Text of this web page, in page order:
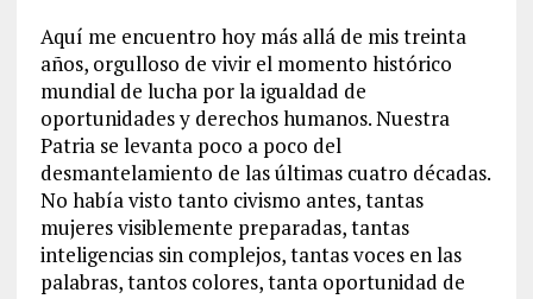
Aquí me encuentro hoy más allá de mis treinta
años, orgulloso de vivir el momento histórico
mundial de lucha por la igualdad de
oportunidades y derechos humanos. Nuestra
Patria se levanta poco a poco del
desmantelamiento de las últimas cuatro décadas.
No había visto tanto civismo antes, tantas
mujeres visiblemente preparadas, tantas
inteligencias sin complejos, tantas voces en las
palabras, tantos colores, tanta oportunidad de